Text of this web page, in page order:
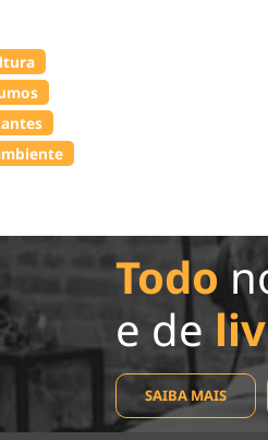
Todo
e de
SAIBA MAIS